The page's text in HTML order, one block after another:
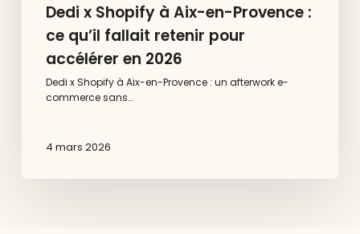
Dedi x Shopify à Aix-en-Provence :
ce qu’il fallait retenir pour
accélérer en 2026
Dedi x Shopify à Aix-en-Provence : un afterwork e-
commerce sans…
4 mars 2026